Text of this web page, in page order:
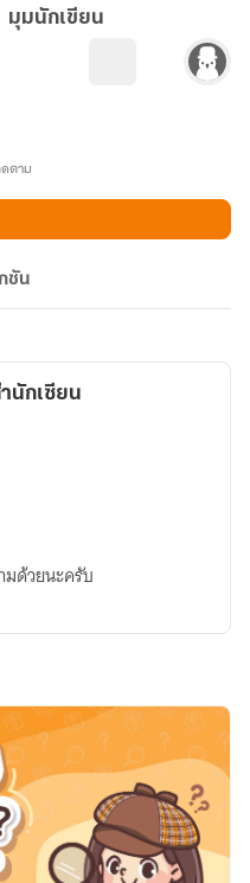
มุมนักเขียน
ตาม
ชัน
นักเซียน
ด้วยนะครับ